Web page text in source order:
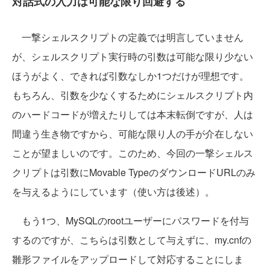
一撃シェルスクリプトの定義では明言していません
が、シェルスクリプト実行時の引数は可能な限り少ない
ほうがよく、できれば引数なしか1つだけが理想です。
もちろん、引数を少なくするためにシェルスクリプト内
のハードコードが増えたりしては本末転倒ですが、人は
間違う生き物ですから、可能な限り人の手が介在しない
ことが望ましいのです。このため、今回の一撃シェルス
クリプトは引数にMovable TypeのダウンロードURLのみ
を与えるようにしています（使い方は後述）。
もう1つ、MySQLのrootユーザーにパスワードを付与
するのですが、こちらは引数として与えずに、my.cnfの
雛形ファイルをアップロードして対応することにしま